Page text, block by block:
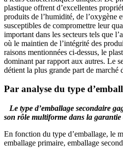
plastique offrent d’excellentes
produits de l’humidité, de l’oxygène
susceptibles de compromettre leur
important dans les secteurs tels que
où le maintien de l’intégrité des
raisons mentionnées ci-dessus, le
dominant par rapport aux autres. Le
détient la plus grande part de marché
Par analyse du type
Le type d’emballage secondaire
son rôle multiforme dans la
En fonction du type d’emballage, le
emballage primaire, emballage